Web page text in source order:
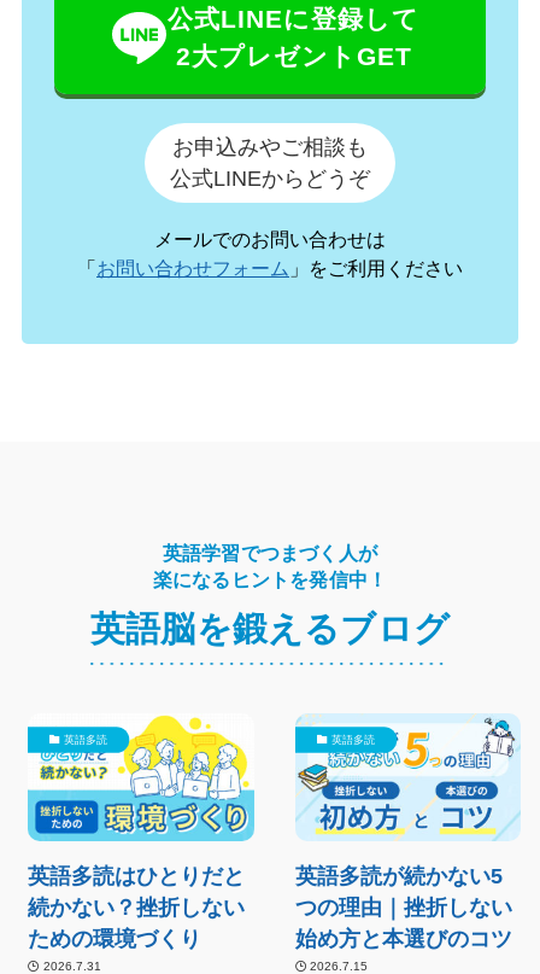
公式LINEに登録して
2大プレゼントGET
お申込みやご相談も
公式LINEからどうぞ
メールでのお問い合わせは
「お問い合わせフォーム 」をご利用ください
英語学習でつまづく人が
楽になるヒントを発信中！
英語脳を鍛えるブログ
英語多読
英語多読はひとりだと
続かない？挫折しない
ための環境づくり
2026.7.31
英語多読
英語多読が続かない5
つの理由｜挫折しない
始め方と本選びのコツ
2026.7.15